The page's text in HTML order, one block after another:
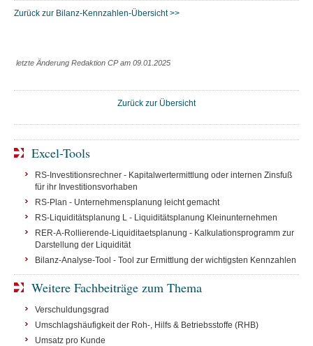
Zurück zur Bilanz-Kennzahlen-Übersicht >>
letzte Änderung Redaktion CP am 09.01.2025
Zurück zur Übersicht
Excel-Tools
RS-Investitionsrechner - Kapitalwertermittlung oder internen Zinsfuß
für ihr Investitionsvorhaben
RS-Plan - Unternehmensplanung leicht gemacht
RS-Liquiditätsplanung L - Liquiditätsplanung Kleinunternehmen
RER-A-Rollierende-Liquiditaetsplanung - Kalkulationsprogramm zur
Darstellung der Liquidität
Bilanz-Analyse-Tool - Tool zur Ermittlung der wichtigsten Kennzahlen
Weitere Fachbeiträge zum Thema
Verschuldungsgrad
Umschlagshäufigkeit der Roh-, Hilfs & Betriebsstoffe (RHB)
Umsatz pro Kunde